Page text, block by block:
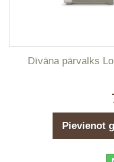
Dīvāna pārvalks
Pievienot